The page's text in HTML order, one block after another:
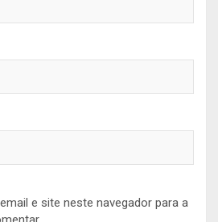
e site neste navegador para a